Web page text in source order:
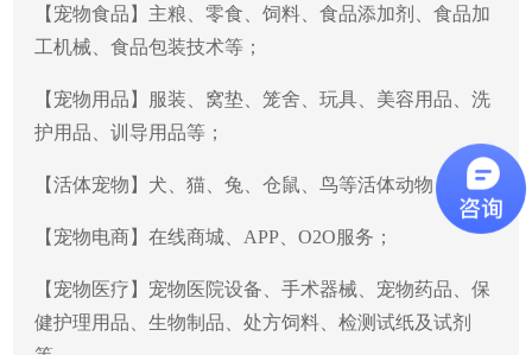
【宠物食品】主粮、零食、饲料、食品添加剂、食品加
工机械、食品包装技术等；
【宠物用品】服装、窝垫、笼舍、玩具、美容用品、洗
护用品、训导用品等；
【活体宠物】犬、猫、兔、仓鼠、鸟等活体动物；
【宠物电商】在线商城、APP、O2O服务；
【宠物医疗】宠物医院设备、手术器械、宠物药品、保
健护理用品、生物制品、处方饲料、检测试纸及试剂